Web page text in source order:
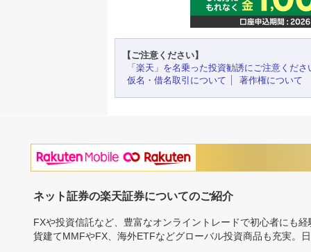
【ご注意ください】
「楽天」を名乗った投資勧誘にご注意くださ
仮名・借名取引について
著作権について
ネット証券の楽天証券についてのご紹介
FXや投資信託など、豊富なオンライントレードで初心者にも
貨建てMMFやFX、海外ETFなどグローバル投資商品も充実。